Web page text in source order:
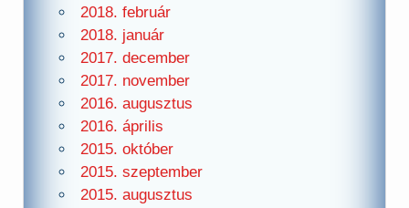
2018. február
2018. január
2017. december
2017. november
2016. augusztus
2016. április
2015. október
2015. szeptember
2015. augusztus